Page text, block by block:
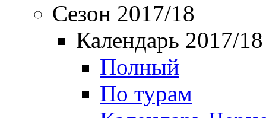
Сезон 2017/18
Календарь 2017/18
Полный
По турам